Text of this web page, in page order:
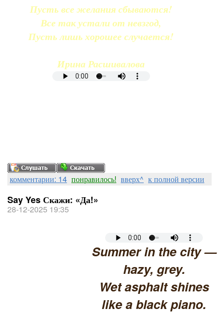
Пусть все желания сбываются!
Все так устали от невзгод,
Пусть лишь хорошее случается!
Ирина Расшивалова
комментарии: 14 понравилось! вверх^ к полной версии
Say Yes Скажи: «Да!»
28-12-2025 19:35
Summer in the city —
hazy, grey.
Wet asphalt shines
like a black piano.